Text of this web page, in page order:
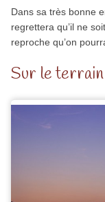
Dans sa très bonne
regrettera qu’il ne
reproche qu’on
Sur le terrain